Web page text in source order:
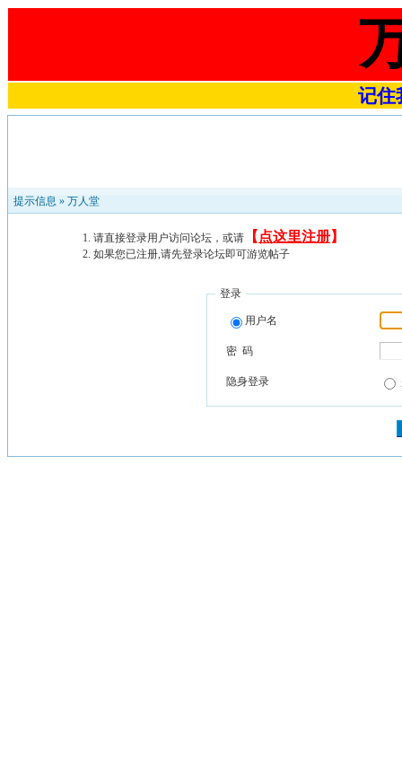
记住
提示信息 » 万人堂
请直接登录用户访问论坛，或请 【 点这里注册】
如果您已注册,请先登录论坛即可游览帖子
登录
用户名
密 码
隐身登录